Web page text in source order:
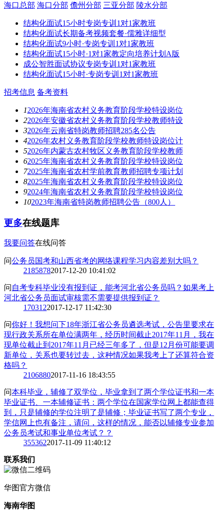
海口总部 海口分部 儋州分部 三亚分部 陵水分部
结构化面试15小时专岗专训1对1家教班
结构化面试长期备考视频套餐·儒雅详细型
结构化面试9小时·专岗专训1对1家教班
结构化面试15小时·1对1家教定向培养计划A版
成公智胜面试协议专岗专训1对1家教班
结构化面试15小时·专岗专训1对1家教班
招考信息 备考资料
12026年海南省农村义务教育阶段学校特设岗位
22026年安徽省农村义务教育阶段学校教师特设
32026年云南省特岗教师招聘285名公告
42026年农村义务教育阶段学校教师特设岗位计
52026年内蒙古农村牧区义务教育阶段学校教师
62025年海南省农村义务教育阶段学校特设岗位
72025年海南省农村学前教育教师招聘专项计划
82025年海南省农村义务教育阶段学校特设岗位
92024年海南省农村义务教育阶段学校特设岗位
102023年海南省特岗教师招聘公告（800人）
更多在线题库
我要问答在线问答
问公务员国考和山西省考的网络课程学习内容差别大吗？
21858782017-12-20 10:41:02
问 自考专科毕业没有报到证，能考河北省公务员吗？如果考上
河北省公务员面试审核需不需要提供报到证？
1 703122017-12-17 11:42:30
问你好！我想问下18年浙江省公务员遴选考试，公告里要求在
现行政关系所在单位满两年，经历时间截止2017年11月，我在
现单位截止到2017年11月已经三年多了，但是12月份可能要调
新单位，关系也要转过去，这种情况如果我考上了还算符合资
格吗？
21068802017-11-16 18:43:55
问本科毕业，辅修了双学位，毕业拿到了两个学位证书和一本
毕业证书、一本辅修证书：两个学位在国家学位网上都能查得
到，只是辅修的学位注明了是辅修；毕业证书写了两个专业，
学信网上也有备注，请问，这样的情况，能否以辅修专业参加
公务员考试和事业单位考试？？
3553622017-11-09 11:40:12
联系我们
华图官方微信
海南华图